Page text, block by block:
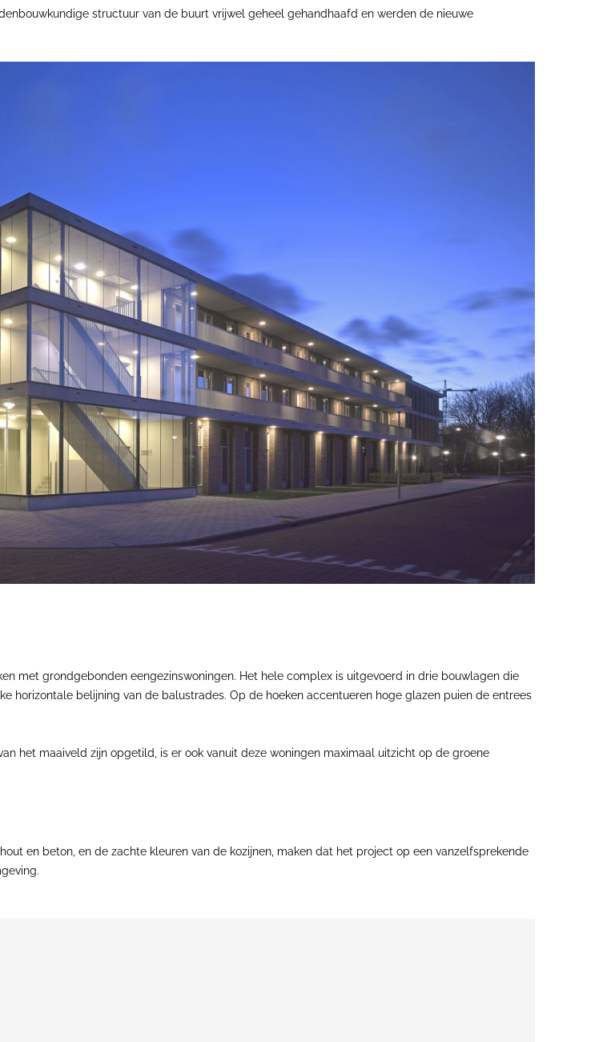
structuur van de buurt vrijwel geheel gehandhaafd en werden de nieuwe
met grondgebonden eengezinswoningen. Het hele complex is uitgevoerd in drie bouwlagen die
horizontale belijning van de balustrades. Op de hoeken accentueren hoge glazen puien de entrees
het maaiveld zijn opgetild, is er ook vanuit deze woningen maximaal uitzicht op de groene
en beton, en de zachte kleuren van de kozijnen, maken dat het project op een vanzelfsprekende